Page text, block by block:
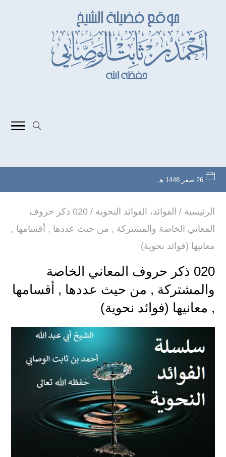
26 صفر 1448 هـ
الرئيسية / الفوائد، الفوائد النحوية /
020 ذكر حروف
المعاني الخاصة والمشتركة , من حيث عددها , أقسامها ,
معانيها (فوائد نحوية)
020 ذكر حروف المعاني الخاصة
والمشتركة , من حيث عددها , أقسامها
, معانيها (فوائد نحوية)